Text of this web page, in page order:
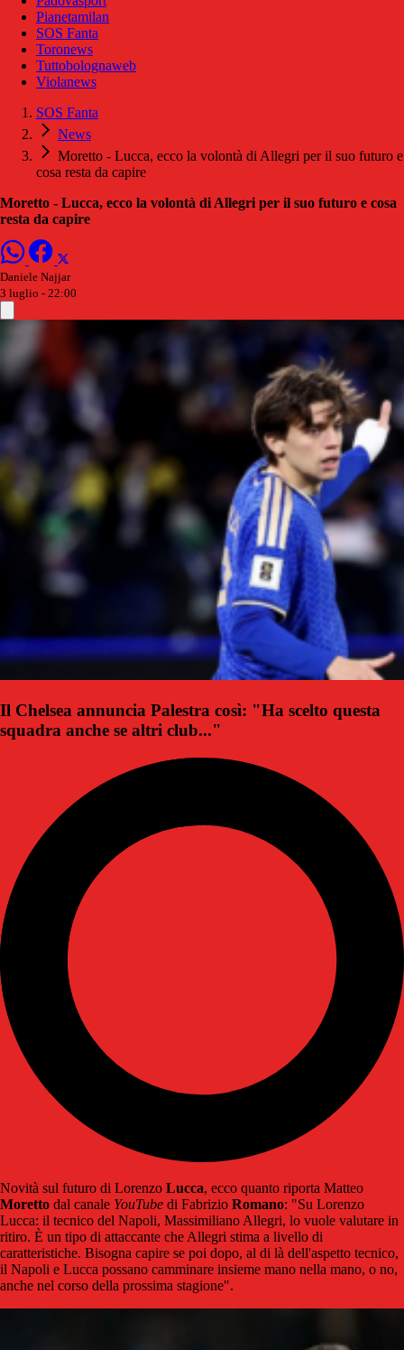
Pianetamilan
SOS Fanta
Toronews
Tuttobolognaweb
Violanews
SOS Fanta
News
Moretto - Lucca, ecco la volontà di Allegri per il suo futuro e
cosa resta da capire
Moretto - Lucca, ecco la volontà di Allegri per il suo futuro e cosa
resta da capire
Daniele Najjar
3 luglio - 22:00
Il Chelsea annuncia Palestra così: "Ha scelto questa
squadra anche se altri club..."
Novità sul futuro di Lorenzo Lucca, ecco quanto riporta Matteo
Moretto dal canale YouTube di Fabrizio Romano: "Su Lorenzo
Lucca: il tecnico del Napoli, Massimiliano Allegri, lo vuole valutare in
ritiro. È un tipo di attaccante che Allegri stima a livello di
caratteristiche. Bisogna capire se poi dopo, al di là dell'aspetto tecnico,
il Napoli e Lucca possano camminare insieme mano nella mano, o no,
anche nel corso della prossima stagione".